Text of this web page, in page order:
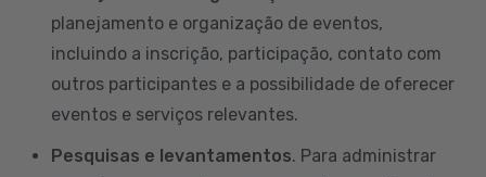
planejamento e organização de eventos,
incluindo a inscrição, participação, contato com
outros participantes e a possibilidade de oferecer
eventos e serviços relevantes.
Pesquisas e levantamentos. Para administrar